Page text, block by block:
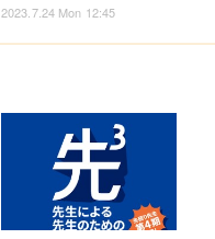
2023.7.24 Mon 12:45